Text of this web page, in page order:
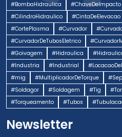
#BombaHidraulica
#ChaveDeImpacto
#CilindroHidraulico
#CintaDeElevacao
#CortePlasma
#Curvador
#CurvadorDeTubosEletrico
#Goivagem
#Hidraulica
#Industria
#Industrial
#mig
#MultiplicadorDeTorque
#Soldagor
#Soldagem #Tig
#Torqueamento
#Tubos
Newsletter